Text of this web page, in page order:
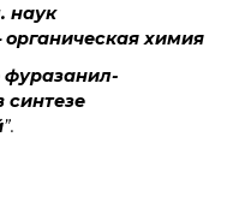
наук
химия
синтезе
”.